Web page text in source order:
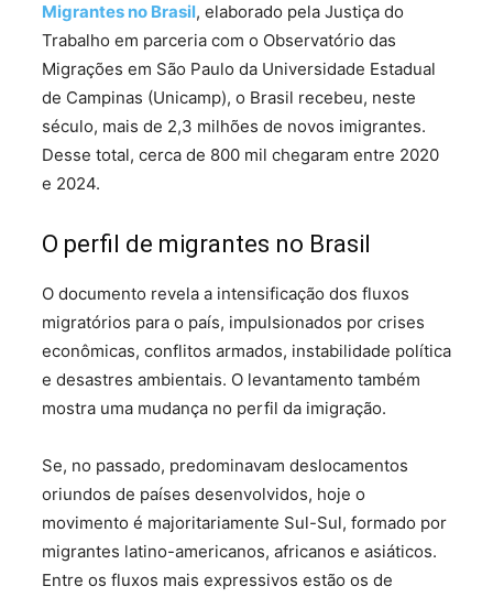
Migrantes no Brasil, elaborado pela Justiça do
Trabalho em parceria com o Observatório das
Migrações em São Paulo da Universidade Estadual
de Campinas (Unicamp), o Brasil recebeu, neste
século, mais de 2,3 milhões de novos imigrantes.
Desse total, cerca de 800 mil chegaram entre 2020
e 2024.
O perfil de migrantes no Brasil
O documento revela a intensificação dos fluxos
migratórios para o país, impulsionados por crises
econômicas, conflitos armados, instabilidade política
e desastres ambientais. O levantamento também
mostra uma mudança no perfil da imigração.
Se, no passado, predominavam deslocamentos
oriundos de países desenvolvidos, hoje o
movimento é majoritariamente Sul-Sul, formado por
migrantes latino-americanos, africanos e asiáticos.
Entre os fluxos mais expressivos estão os de